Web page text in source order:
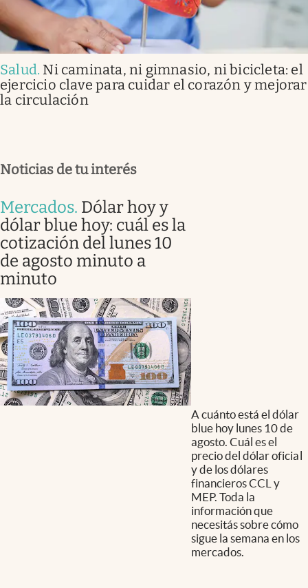
Salud. Ni caminata, ni gimnasio, ni bicicleta: el
ejercicio clave para cuidar el corazón y mejorar
la circulación
Noticias de tu interés
Mercados. Dólar hoy y
dólar blue hoy: cuál es la
cotización del lunes 10
de agosto minuto a
minuto
A cuánto está el dólar
blue hoy lunes 10 de
agosto. Cuál es el
precio del dólar oficial
y de los dólares
financieros CCL y
MEP. Toda la
información que
necesitás sobre cómo
sigue la semana en los
mercados.